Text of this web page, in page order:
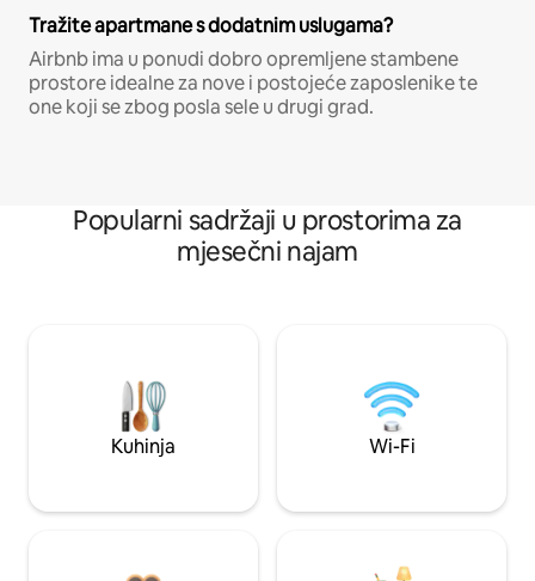
Tražite apartmane s dodatnim uslugama?
Airbnb ima u ponudi dobro opremljene stambene
prostore idealne za nove i postojeće zaposlenike te
one koji se zbog posla sele u drugi grad.
Popularni sadržaji u prostorima za
mjesečni najam
Kuhinja Wi-Fi